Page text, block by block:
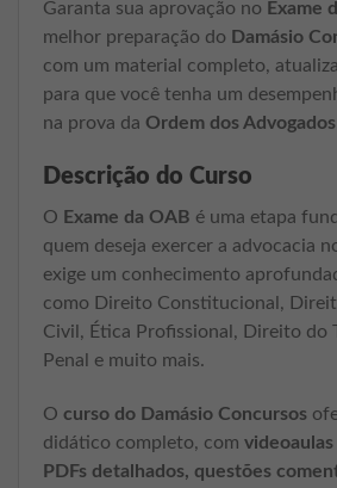
Garanta sua aprovação no Exame
melhor preparação do Damásio
com um material completo,
para que você tenha um
na prova da Ordem dos
Descrição do Curso
O Exame da OAB é uma etapa
quem deseja exercer a advocacia
exige um conhecimento
como Direito Constitucional,
Civil, Ética Profissional, Direito do
Penal e muito mais.
O curso do Damásio Concursos
didático completo, com
PDFs detalhados, questões